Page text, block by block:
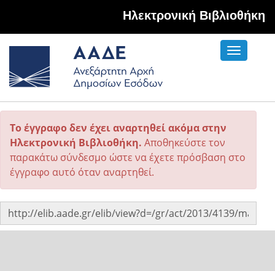
Hλεκτρονική Βιβλιοθήκη
Toggle
Το έγγραφο δεν έχει αναρτηθεί ακόμα στην
Ηλεκτρονική Βιβλιοθήκη. Αποθηκεύστε τον
παρακάτω σύνδεσμο ώστε να έχετε πρόσβαση στο
έγγραφο αυτό όταν αναρτηθεί.